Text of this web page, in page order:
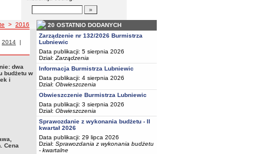
Wyszukiwarka artykułów
> 2016
z roku
Przetargi z roku
2014 |
Przetargi z roku
dwa
budżetu w
i
Cena
20 OSTATNIO DODANYCH
Zarządzenie nr 132/2026 Burmistrza
Lubniewic
Data publikacji: 5 sierpnia 2026
Dział: Zarządzenia
Informacja Burmistrza Lubniewic
Data publikacji: 4 sierpnia 2026
Dział: Obwieszczenia
Obwieszczenie Burmistrza Lubniewic
Data publikacji: 3 sierpnia 2026
Dział: Obwieszczenia
Sprawozdanie z wykonania budżetu - II
kwartał 2026
Data publikacji: 29 lipca 2026
Dział: Sprawozdania z wykonania budżetu
- kwartalne